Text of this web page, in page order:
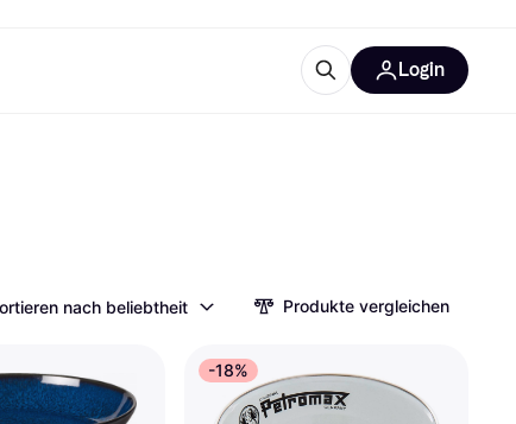
Login
nach beliebtheit Produkte vergleichen
-18%